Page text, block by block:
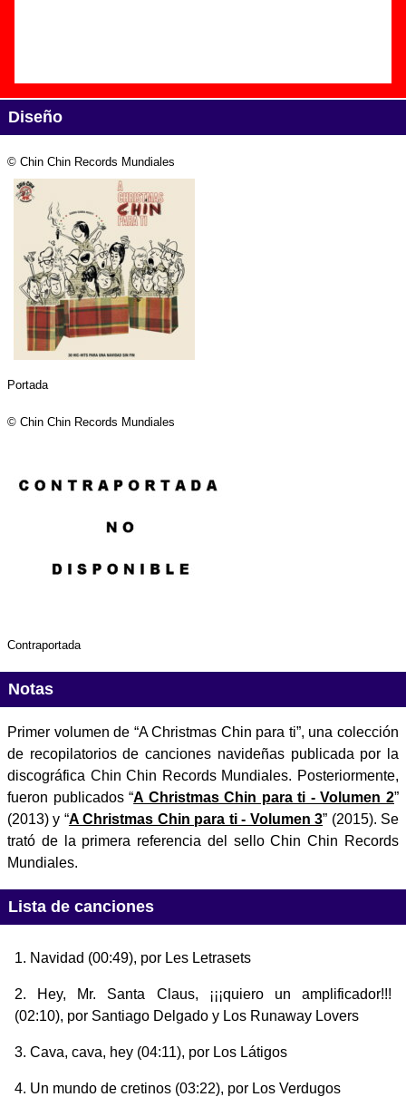
Diseño
© Chin Chin Records Mundiales
Portada
© Chin Chin Records Mundiales
Contraportada
Notas
Primer volumen de “A Christmas Chin para ti”, una colección
de recopilatorios de canciones navideñas publicada por la
discográfica Chin Chin Records Mundiales. Posteriormente,
fueron publicados “A Christmas Chin para ti - Volumen 2”
(2013) y “A Christmas Chin para ti - Volumen 3” (2015). Se
trató de la primera referencia del sello Chin Chin Records
Mundiales.
Lista de canciones
Navidad (00:49), por Les Letrasets
Hey, Mr. Santa Claus, ¡¡¡quiero un amplificador!!!
(02:10), por Santiago Delgado y Los Runaway Lovers
Cava, cava, hey (04:11), por Los Látigos
Un mundo de cretinos (03:22), por Los Verdugos